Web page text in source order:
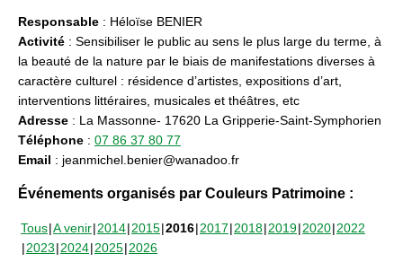
Responsable : Héloïse BENIER
Activité : Sensibiliser le public au sens le plus large du terme, à
la beauté de la nature par le biais de manifestations diverses à
caractère culturel : résidence d’artistes, expositions d’art,
interventions littéraires, musicales et théâtres, etc
Adresse : La Massonne- 17620 La Gripperie-Saint-Symphorien
Téléphone : 07 86 37 80 77
Email : jeanmichel.benier@wanadoo.fr
Événements organisés par Couleurs Patrimoine :
Tous A venir 2014 2015 2016 2017 2018 2019 2020 2022
2023 2024 2025 2026